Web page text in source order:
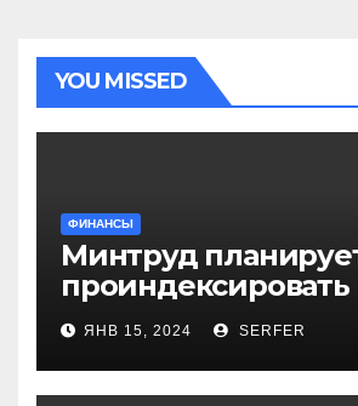
YOU MISSED
ФИНАНСЫ
Минтруд
проиндексировать
более 40 выплат и
компенсаций
ЯНВ 15, 2024 SERFER